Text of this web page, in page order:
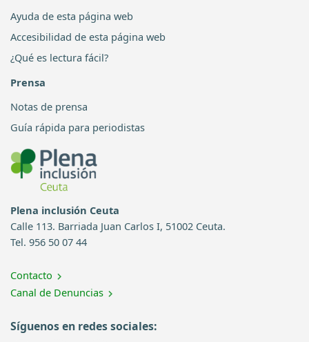
Ayuda de esta página web
Accesibilidad de esta página web
¿Qué es lectura fácil?
Prensa
Notas de prensa
Guía rápida para periodistas
Plena inclusión Ceuta
Calle 113. Barriada Juan Carlos I, 51002 Ceuta.
Tel. 956 50 07 44
Contacto
Canal de Denuncias
Síguenos en redes sociales: